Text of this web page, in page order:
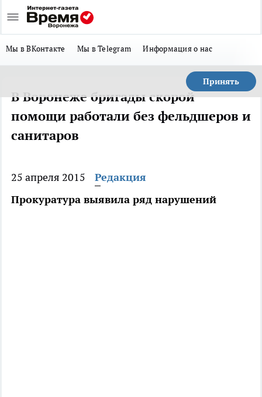
Мы в ВКонтакте Мы в Telegram Информация о нас
Принять
В Воронеже бригады скорой
помощи работали без фельдшеров и
санитаров
25 апреля 2015
Редакция
Прокуратура выявила ряд нарушений